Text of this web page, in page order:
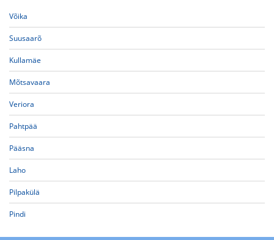
Võika
Suusaarõ
Kullamäe
Mõtsavaara
Veriora
Pahtpää
Pääsna
Laho
Pilpakülä
Pindi